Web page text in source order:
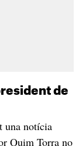
de
una notícia
Quim Torra no